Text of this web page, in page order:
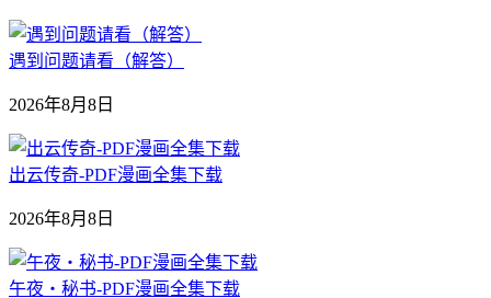
遇到问题请看（解答）
2026年8月8日
出云传奇-PDF漫画全集下载
2026年8月8日
午夜‧秘书-PDF漫画全集下载